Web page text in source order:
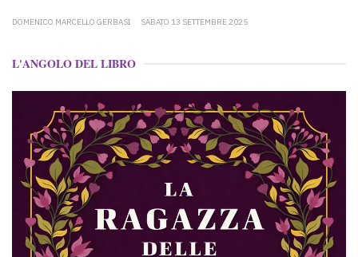
DOMENICO MARCELLO GERBASI SABATO 13 SETTEMBRE 2025
L'ANGOLO DEL LIBRO